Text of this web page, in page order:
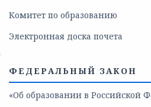
Комитет по образованию
Электронная доска почета
ФЕДЕРАЛЬНЫЙ ЗАКОН
«Об образовании в Российской